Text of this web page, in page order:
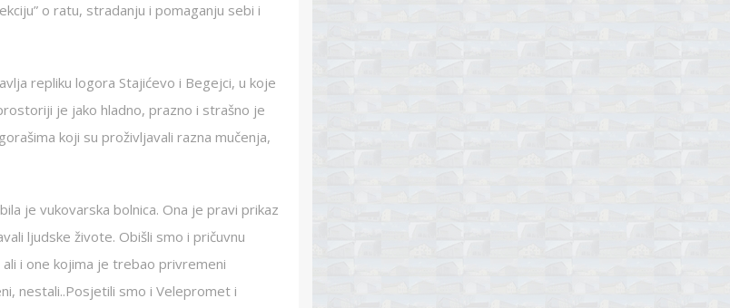
o ratu, stradanju i pomaganju sebi i
repliku logora Stajićevo i Begejci, u koje
je jako hladno, prazno i strašno je
koji su proživljavali razna mučenja,
je vukovarska bolnica. Ona je pravi prikaz
ljudske živote. Obišli smo i pričuvnu
i one kojima je trebao privremeni
nestali..Posjetili smo i Velepromet i